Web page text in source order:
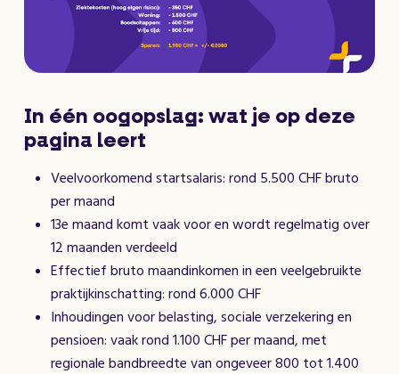
In één oogopslag: wat je op deze
pagina leert
Veelvoorkomend startsalaris: rond 5.500 CHF bruto
per maand
13e maand komt vaak voor en wordt regelmatig over
12 maanden verdeeld
Effectief bruto maandinkomen in een veelgebruikte
praktijkinschatting: rond 6.000 CHF
Inhoudingen voor belasting, sociale verzekering en
pensioen: vaak rond 1.100 CHF per maand, met
regionale bandbreedte van ongeveer 800 tot 1.400